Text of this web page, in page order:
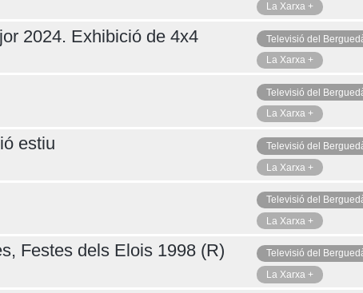
La Xarxa +
2024. Exhibició de 4x4
Televisió del
La Xarxa +
Televisió del
La Xarxa +
estiu
Televisió del
La Xarxa +
Televisió del
La Xarxa +
Festes dels Elois 1998 (R)
Televisió del
La Xarxa +